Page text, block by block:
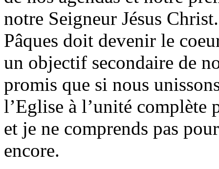
notre Seigneur Jésus
Pâques doit devenir le
un objectif secondaire de
promis que si nous
l’Eglise à l’unité complète
et je ne comprends pas
encore.